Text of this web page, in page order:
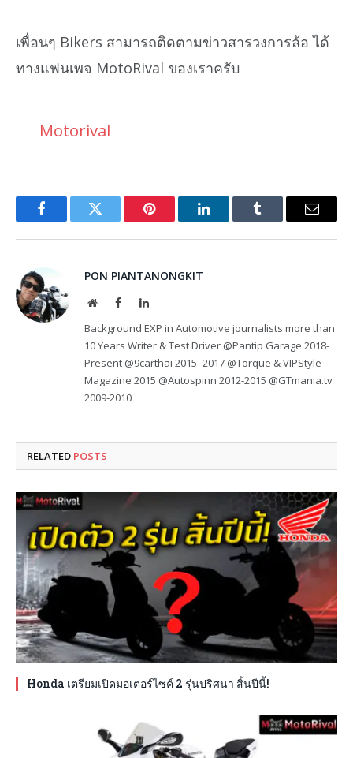
เพื่อนๆ Bikers สามารถติดตามข่าวสารวงการล้อ ได้
ทางแฟนเพจ MotoRival ของเราครับ
Motorival
FacebookTwitter Pinterest LinkedInTumblr Email
PON PIANTANONGKIT
WebsiteFacebookLinkedIn
Background EXP in Automotive journalists more than
10 Years Writer & Test Driver @Pantip Garage 2018-
Present @9carthai 2015- 2017 @Torque & VIPStyle
Magazine 2015 @Autospinn 2012-2015 @GTmania.tv
2009-2010
RELATED POSTS
Honda เตรียมเปิดมอเตอร์ไซค์ 2 รุ่นปริศนา สิ้นปีนี้!